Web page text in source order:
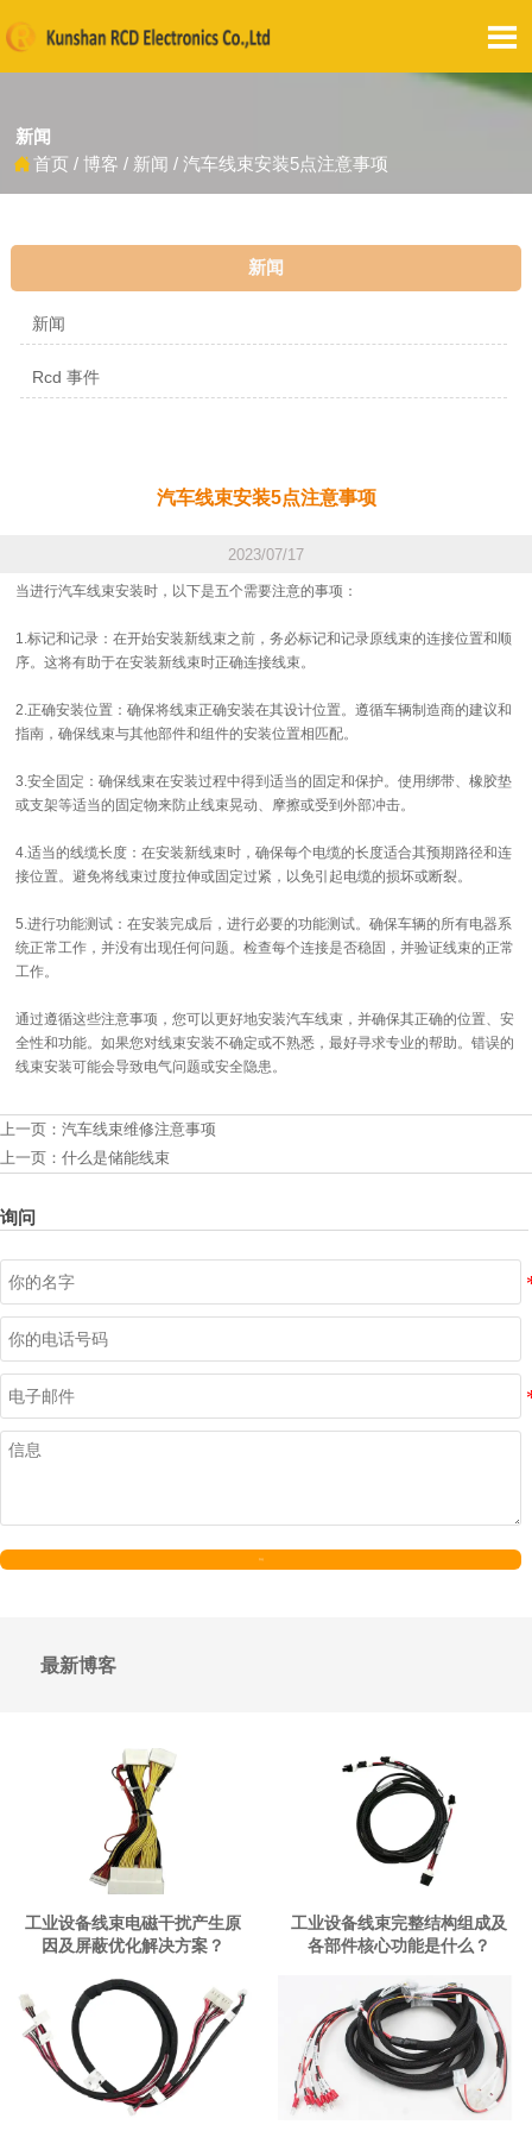

新闻
首页 / 博客 / 新闻 / 汽车线束安装5点注意事项
新闻
新闻
Rcd 事件
汽车线束安装5点注意事项
2023/07/17
当进行汽车线束安装时，以下是五个需要注意的事项：
1.标记和记录：在开始安装新线束之前，务必标记和记录原线束的连接位置和顺
序。这将有助于在安装新线束时正确连接线束。
2.正确安装位置：确保将线束正确安装在其设计位置。遵循车辆制造商的建议和
指南，确保线束与其他部件和组件的安装位置相匹配。
3.安全固定：确保线束在安装过程中得到适当的固定和保护。使用绑带、橡胶垫
或支架等适当的固定物来防止线束晃动、摩擦或受到外部冲击。
4.适当的线缆长度：在安装新线束时，确保每个电缆的长度适合其预期路径和连
接位置。避免将线束过度拉伸或固定过紧，以免引起电缆的损坏或断裂。
5.进行功能测试：在安装完成后，进行必要的功能测试。确保车辆的所有电器系
统正常工作，并没有出现任何问题。检查每个连接是否稳固，并验证线束的正常
工作。
通过遵循这些注意事项，您可以更好地安装汽车线束，并确保其正确的位置、安
全性和功能。如果您对线束安装不确定或不熟悉，最好寻求专业的帮助。错误的
线束安装可能会导致电气问题或安全隐患。
上一页： 汽车线束维修注意事项
上一页： 什么是储能线束
询问
最新博客
工业设备线束电磁干扰产生原
因及屏蔽优化解决方案？
工业设备线束完整结构组成及
各部件核心功能是什么？